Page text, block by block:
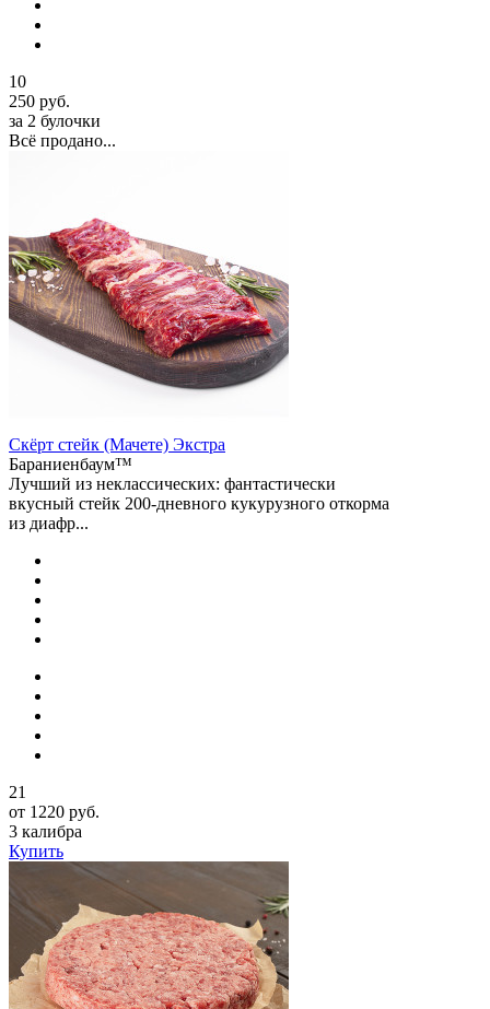
10
250 руб.
за 2 булочки
Всё продано...
Скёрт стейк (Мачете) Экстра
Бараниенбаум™
Лучший из неклассических: фантастически
вкусный стейк 200-дневного кукурузного откорма
из диафр...
21
от 1220 руб.
3 калибра
Купить